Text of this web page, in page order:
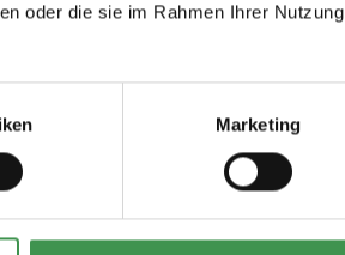
oder die sie im Rahmen Ihrer Nutzung
Marketing
Nahtroller
20,77 €